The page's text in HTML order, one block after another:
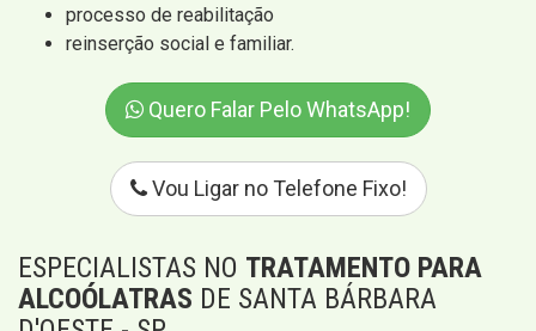
processo de reabilitação
reinserção social e familiar.
Quero Falar Pelo WhatsApp!
Vou Ligar no Telefone Fixo!
ESPECIALISTAS NO TRATAMENTO PARA
ALCOÓLATRAS DE SANTA BÁRBARA